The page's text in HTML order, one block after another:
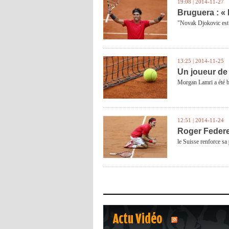
19:08 | 2014-11-27
Bruguera : «
"Novak Djokovic est
13:25 | 2014-11-25
Un joueur
Morgan Lamri a été
12:51 | 2014-11-24
Roger
le Suisse renforce
Actu Vidéo
1 2